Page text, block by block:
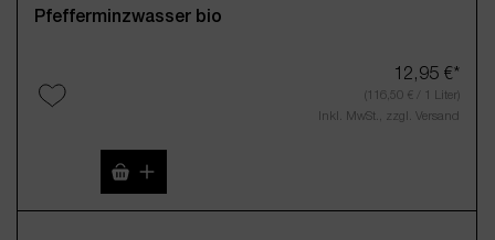
Pfefferminzwasser bio
12,95 €*
(116,50 € / 1 Liter)
Inkl. MwSt., zzgl. Versand
Produkt Anzahl: Gib den gewünschten